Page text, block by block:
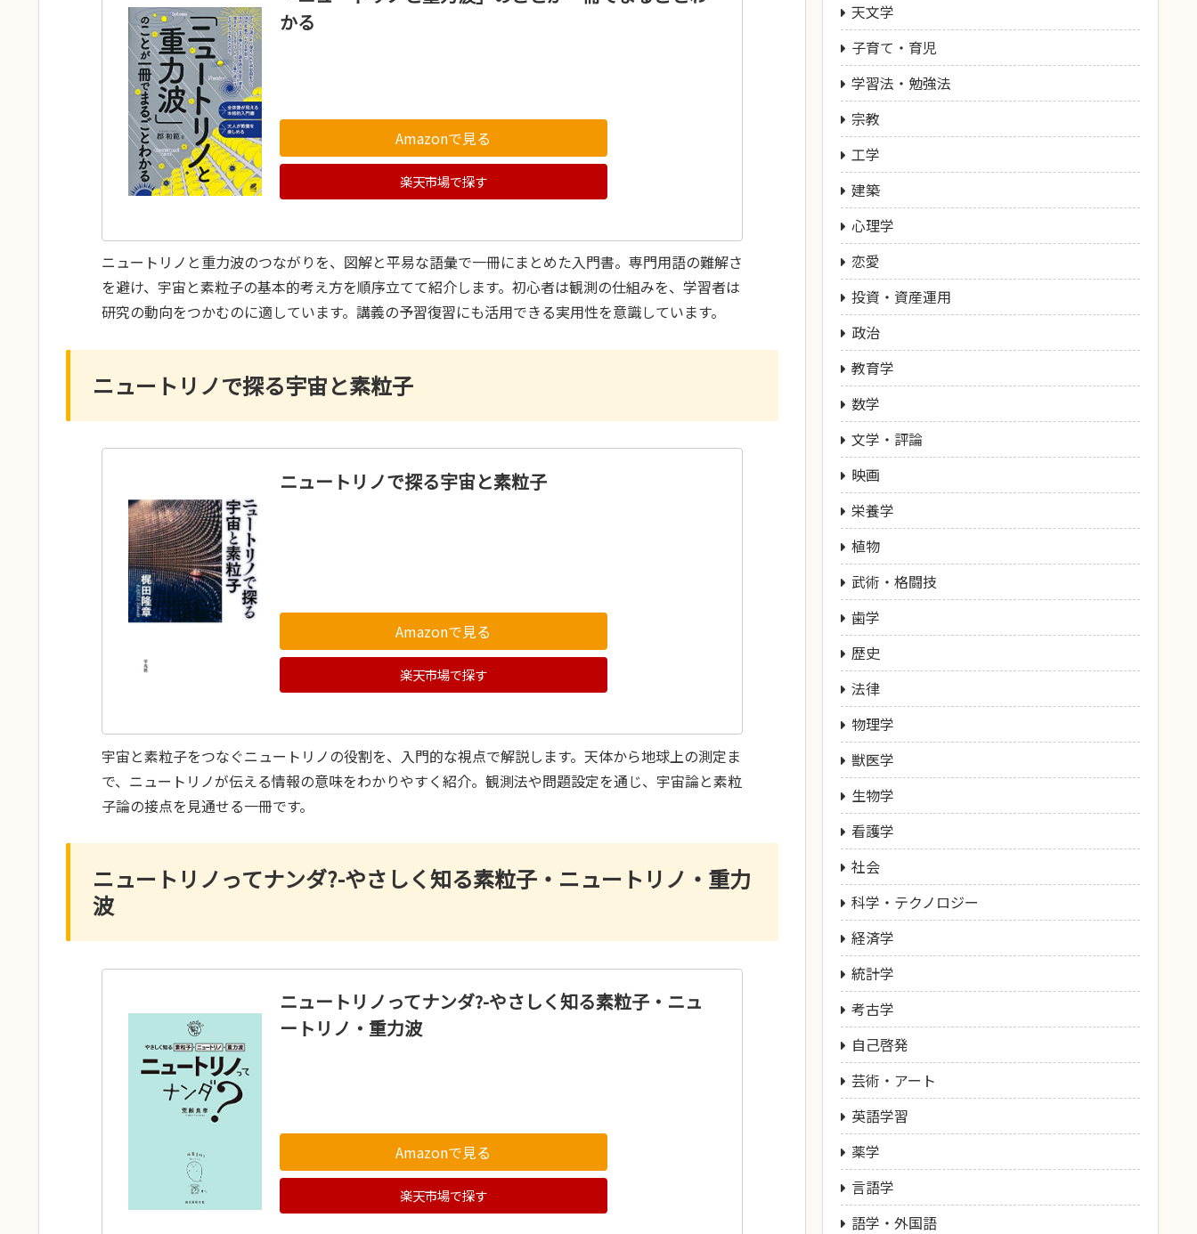
かる
Amazonで見る
楽天市場で探す
ニュートリノと重力波のつながりを、図解と平易な語彙で一冊にまとめた入門書。専門用語の難解さ
を避け、宇宙と素粒子の基本的考え方を順序立てて紹介します。初心者は観測の仕組みを、学習者は
研究の動向をつかむのに適しています。講義の予習復習にも活用できる実用性を意識しています。
ニュートリノで探る宇宙と素粒子
ニュートリノで探る宇宙と素粒子
Amazonで見る
楽天市場で探す
宇宙と素粒子をつなぐニュートリノの役割を、入門的な視点で解説します。天体から地球上の測定ま
で、ニュートリノが伝える情報の意味をわかりやすく紹介。観測法や問題設定を通じ、宇宙論と素粒
子論の接点を見通せる一冊です。
ニュートリノってナンダ?-やさしく知る素粒子・ニュートリノ・重力
波
ニュートリノってナンダ?-やさしく知る素粒子・ニュ
ートリノ・重力波
Amazonで見る
楽天市場で探す
天文学
子育て・育児
学習法・勉強法
宗教
工学
建築
心理学
恋愛
投資・資産運用
政治
教育学
数学
文学・評論
映画
栄養学
植物
武術・格闘技
歯学
歴史
法律
物理学
獣医学
生物学
看護学
社会
科学・テクノロジー
経済学
統計学
考古学
自己啓発
芸術・アート
英語学習
薬学
言語学
語学・外国語